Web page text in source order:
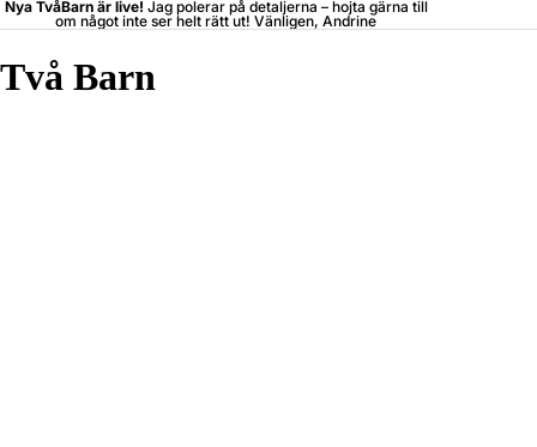
Nya TvåBarn är live! Jag polerar på detaljerna – hojta gärna till
om något inte ser helt rätt ut! Vänligen, Andrine
Två Barn